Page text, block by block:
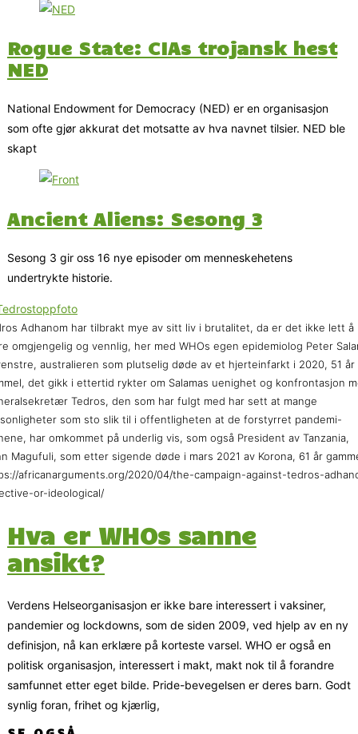
Rogue State: CIAs trojansk hest
NED
National Endowment for Democracy (NED) er en organisasjon
som ofte gjør akkurat det motsatte av hva navnet tilsier. NED ble
skapt
Ancient Aliens: Sesong 3
Sesong 3 gir oss 16 nye episoder om menneskehetens
undertrykte historie.
Adhanom har tilbrakt mye av sitt liv i brutalitet, da er det ikke lett å
omgjengelig og vennlig, her med WHOs egen epidemiolog Peter
australieren som plutselig døde av et hjerteinfarkt i 2020, 51 år
det gikk i ettertid rykter om Salamas uenighet og konfrontasjon
Tedros, den som har fulgt med har sett at mange
som sto slik til i offentligheten at de forstyrret pandemi-
har omkommet på underlig vis, som også President av Tanzania,
Magufuli, som etter sigende døde i mars 2021 av Korona, 61 år
africanarguments.org/2020/04/the-campaign-against-tedros-
or-ideological/
Hva er WHOs sanne
ansikt?
Verdens Helseorganisasjon er ikke bare interessert i vaksiner,
pandemier og lockdowns, som de siden 2009, ved hjelp av en ny
definisjon, nå kan erklære på korteste varsel. WHO er også en
politisk organisasjon, interessert i makt, makt nok til å forandre
samfunnet etter eget bilde. Pride-bevegelsen er deres barn. Godt
synlig foran, frihet og kjærlig,